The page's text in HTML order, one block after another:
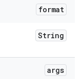
format
String
args